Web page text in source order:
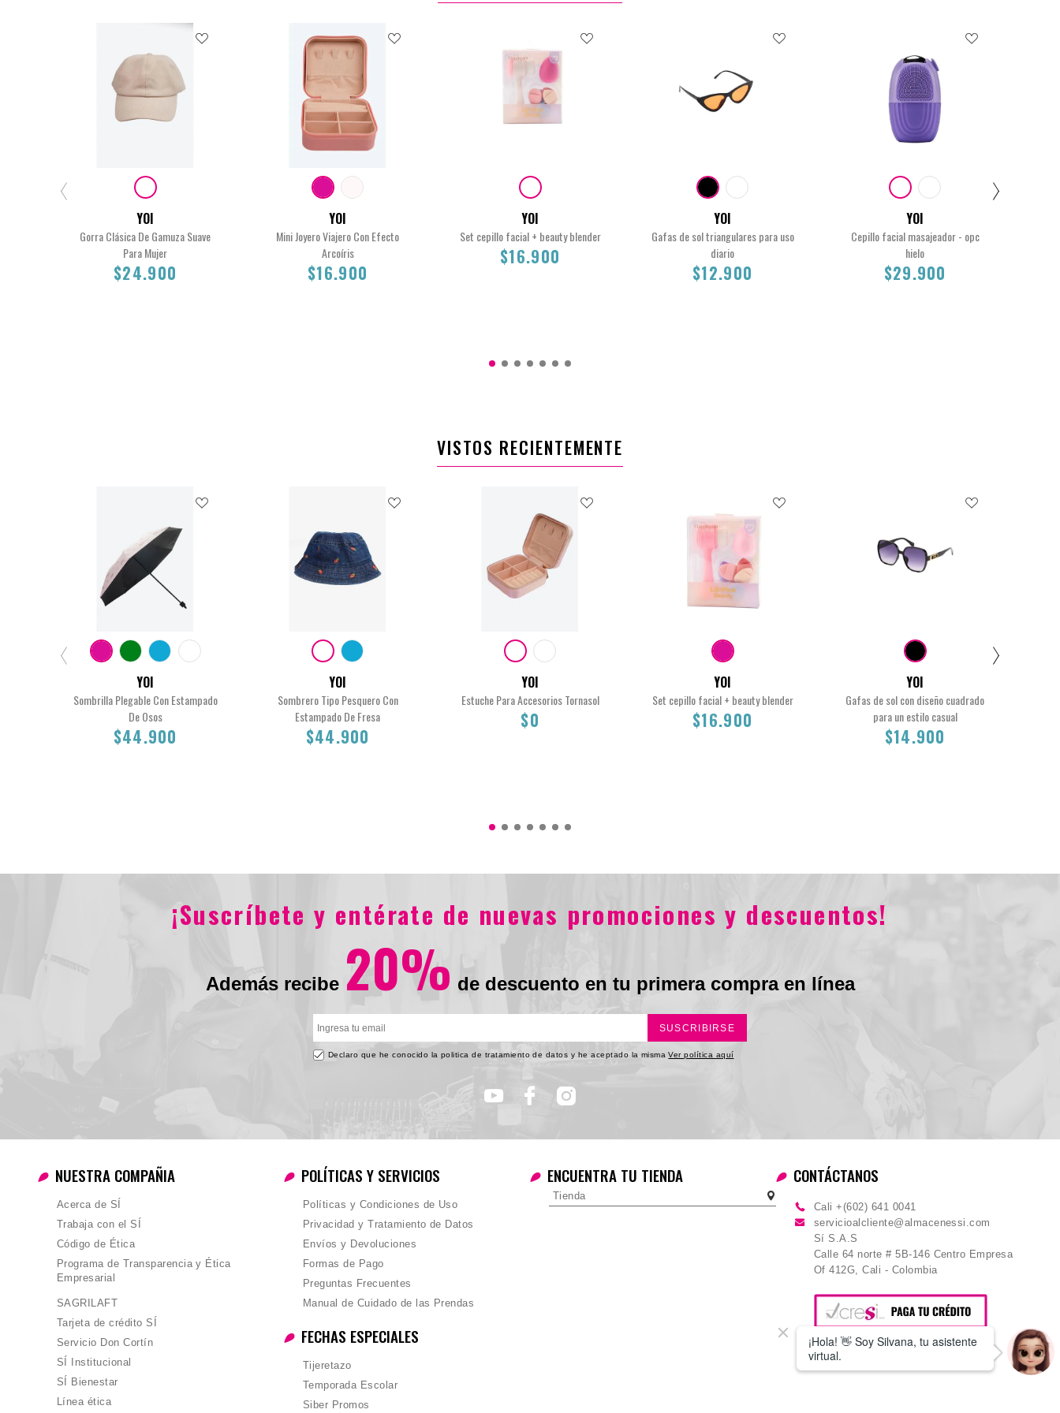
YOI
Gorra Clásica De Gamuza Suave
Para Mujer
$24.900
YOI
Mini Joyero Viajero Con Efecto
Arcoíris
$16.900
YOI
Set cepillo facial + beauty blender
$16.900
YOI
Gafas de sol triangulares para uso
diario
$12.900
YOI
Cepillo facial masajeador - opc
hielo
$29.900
VISTOS RECIENTEMENTE
YOI
Sombrilla Plegable Con Estampado
De Osos
$44.900
YOI
Sombrero Tipo Pesquero Con
Estampado De Fresa
$44.900
YOI
Estuche Para Accesorios Tornasol
$0
YOI
Set cepillo facial + beauty blender
$16.900
YOI
Gafas de sol con diseño cuadrado
para un estilo casual
$14.900
¡Suscríbete y entérate de nuevas promociones y descuentos!
Además recibe 20% de descuento en tu primera compra en línea
SUSCRIBIRSE
Declaro que he conocido la politica de tratamiento de datos y he aceptado la misma Ver política aquí
NUESTRA COMPAÑIA
Acerca de SÍ
Trabaja con el SÍ
Código de Ética
Programa de Transparencia y Ética
Empresarial
SAGRILAFT
Tarjeta de crédito SÍ
Servicio Don Cortín
SÍ Institucional
SÍ Bienestar
Línea ética
POLÍTICAS Y SERVICIOS
Políticas y Condiciones de Uso
Privacidad y Tratamiento de Datos
Envíos y Devoluciones
Formas de Pago
Preguntas Frecuentes
Manual de Cuidado de las Prendas
FECHAS ESPECIALES
Tijeretazo
Temporada Escolar
Siber Promos
ENCUENTRA TU TIENDA
Tienda
CONTÁCTANOS
Cali +(602) 641 0041
servicioalcliente@almacenessi.com
Sí S.A.S
Calle 64 norte # 5B-146 Centro Empresa
Of 412G, Cali - Colombia